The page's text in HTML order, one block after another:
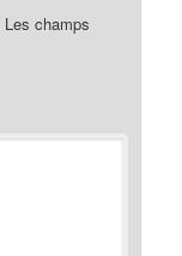
Les champs